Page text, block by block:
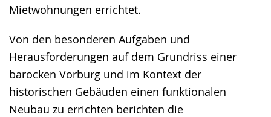
Mietwohnungen errichtet.
Von den besonderen Aufgaben und
Herausforderungen auf dem Grundriss einer
barocken Vorburg und im Kontext der
historischen Gebäuden einen funktionalen
Neubau zu errichten berichten die